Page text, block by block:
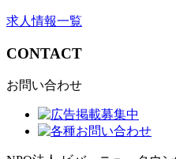
求人情報一覧
CONTACT
お問い合わせ